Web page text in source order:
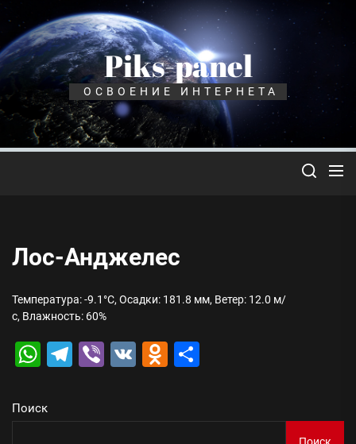
Перейти
содержимому
Piks-panel
ОСВОЕНИЕ ИНТЕРНЕТА
Лос-Анджелес
Температура: -9.1°C, Осадки: 181.8 мм, Ветер: 12.0 м/
с, Влажность: 60%
WhatsApp
Telegram
Viber
VK Odnoklassniki
Поиск